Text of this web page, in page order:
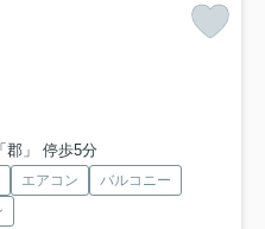
郡」 停歩5分
エアコン
バルコニー